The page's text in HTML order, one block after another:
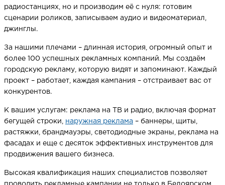
радиостанциях, но и производим её с нуля: готовим
сценарии роликов, записываем аудио и видеоматериал,
джинглы.
За нашими плечами – длинная история, огромный опыт и
более 100 успешных рекламных компаний. Мы создаём
городскую рекламу, которую видят и запоминают. Каждый
проект – работает, каждая кампания – отстраивает вас от
конкурентов.
К вашим услугам: реклама на ТВ и радио, включая формат
бегущей строки,
наружная реклама – баннеры, щиты,
растяжки, брандмауэры, светодиодные экраны, реклама на
фасадах и еще с десяток эффективных инструментов для
продвижения вашего бизнеса.
Высокая квалификация наших специалистов позволяет